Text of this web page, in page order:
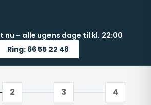
nu – alle ugens dage til kl. 22:00
Ring: 66 55 22 48
2 3 4